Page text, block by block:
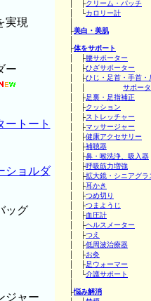
│ ├クリーム・パッチ
│ └カロリー計
├美白・美肌
├体をサポート
│ ├腰サポーター
│ ├ひざサポーター
│ ├ひじ・足首・手首・
サポー
│ ├足裏・足指補正
│ ├クッション
│ ├ストレッチャー
│ ├マッサージャー
│ ├健康アクセサリー
│ ├補聴器
│ ├鼻・喉洗浄、吸入器
│ ├呼吸筋力増強
│ ├拡大鏡・シニアグラ
│ ├耳かき
│ ├つめ切り
│ ├つまようじ
│ ├血圧計
│ ├ヘルスメーター
│ ├つえ
│ ├低周波治療器
│ ├お灸
│ ├足ウォーマー
│ └介護サポート
├悩み解消
実現
ー
ートート
ショルダ
ッグ
ジャー